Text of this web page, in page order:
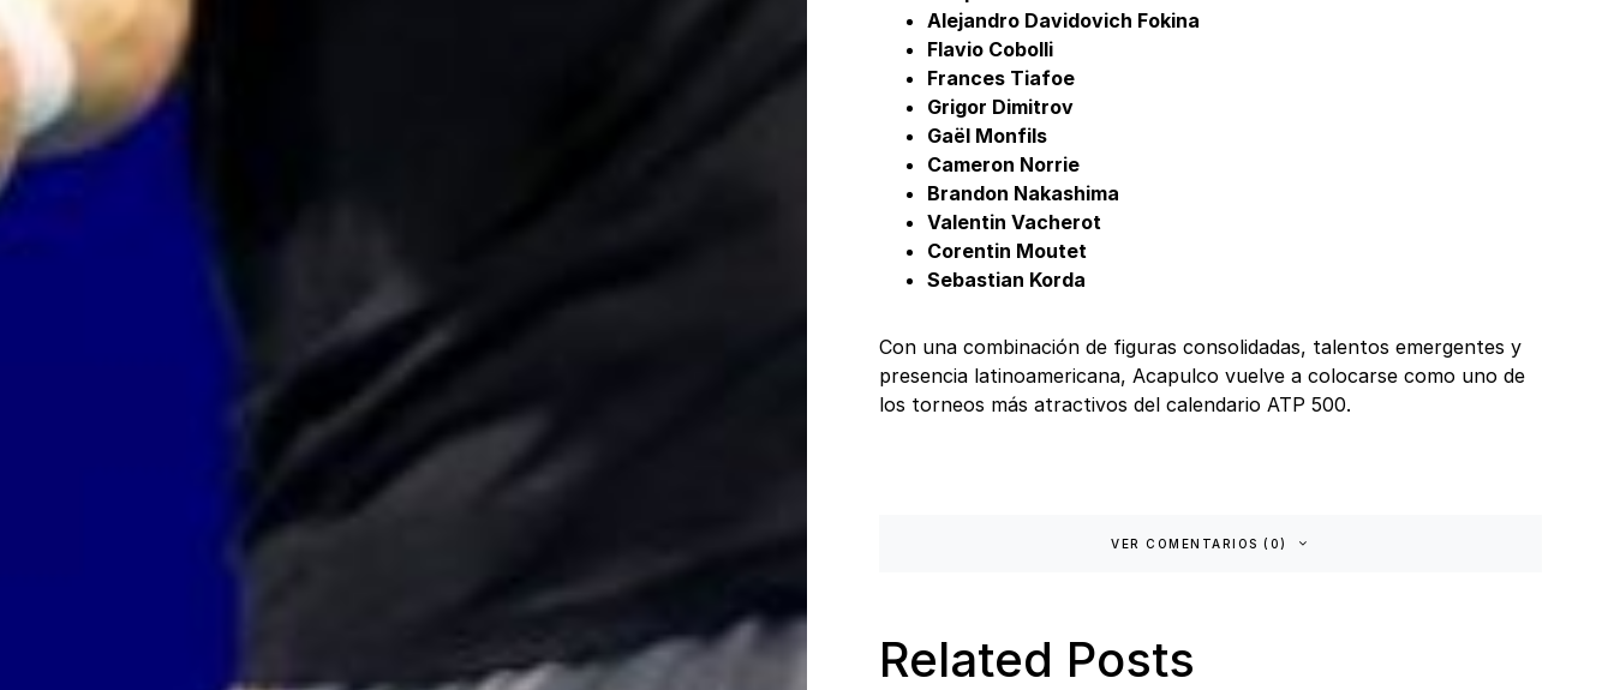
Alejandro Davidovich Fokina
Flavio Cobolli
Frances Tiafoe
Grigor Dimitrov
Gaël Monfils
Cameron Norrie
Brandon Nakashima
Valentin Vacherot
Corentin Moutet
Sebastian Korda
Con una combinación de figuras consolidadas, talentos emergentes y
presencia latinoamericana, Acapulco vuelve a colocarse como uno de
los torneos más atractivos del calendario ATP 500.
VER COMENTARIOS (0)
Related Posts